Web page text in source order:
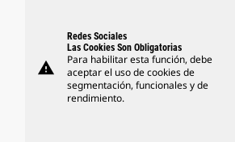
warning
Redes Sociales
Las Cookies Son Obligatorias
Para habilitar esta función, debe
aceptar el uso de cookies de
segmentación, funcionales y de
rendimiento.